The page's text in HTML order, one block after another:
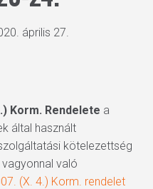
április 27.
Korm. Rendelete a
által használt
kötelezettség
való
(X. 4.) Korm. rendelet